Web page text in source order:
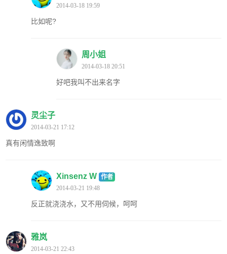
2014-03-18 19:59
比如呢?
周小姐
2014-03-18 20:51
好吧我叫不出来名字
灵尘子
2014-03-21 17:12
真有闲情逸致啊
Xinsenz W 作者
2014-03-21 19:48
反正就浇浇水，又不用伺候，呵呵
雅岚
2014-03-21 22:43